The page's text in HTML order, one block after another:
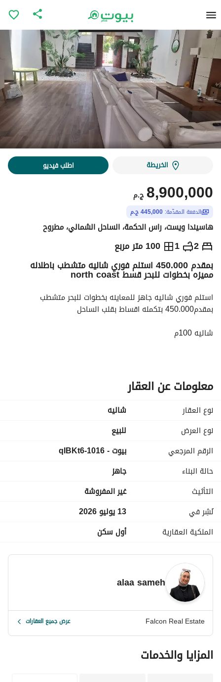
الخريطة اطلب فيديو
ج.م 8,900,000
الدفعة المقدّمة: 445,000 ج.م
هاسيندا ويست، راس الحكمة، الساحل الشمالي، مطروح
2
1 100 متر مربع ج.م 8,900,000
التفاصيل الاتجاهات والمؤشرات رهن عقاري
بمقدم 450.000 استلم فوري شاليه متشطب باطلاله
مميزه بخطوات للبحر قسط north coast
بمقدم450.000 بتكمله اقساط بقلب الساحل
شاليه 100م
حمام
ريسبشن
مطبخ
واحدة من أكثر القرى تميزًا على البحر مباشرة. تتميز القرية بموقع
الترفيهية التي تناسب جميع أفراد الأسرة.
معلومات عن العقار
نوع العقار
شاليه
نوع العرض
للبيع
الرقم المرجعي
بيوت - 1016-qIBKt6
حالة البناء
جاهز
التأثيث
غير المفروشة
نُشِر في
13 يوليو 2026
الملكية العقارية
أول سكن
alaa sameh
Falcon Real Estate عرض جميع العقارات
المزايا والخدمات